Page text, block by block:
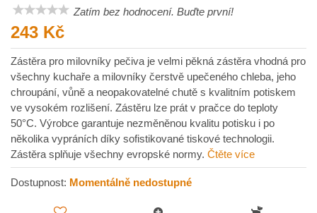
Zatím bez hodnocení. Buďte první!
243 Kč
Zástěra pro milovníky pečiva je velmi pěkná zástěra vhodná pro
všechny kuchaře a milovníky čerstvě upečeného chleba, jeho
chroupání, vůně a neopakovatelné chutě s kvalitním potiskem
ve vysokém rozlišení. Zástěru lze prát v pračce do teploty
50°C. Výrobce garantuje nezměněnou kvalitu potisku i po
několika vypráních díky sofistikované tiskové technologii.
Zástěra splňuje všechny evropské normy. Čtěte více
Dostupnost: Momentálně nedostupné